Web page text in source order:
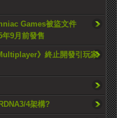
Games被盜文件
年9月前發售
》終止開發引玩家
4架構?